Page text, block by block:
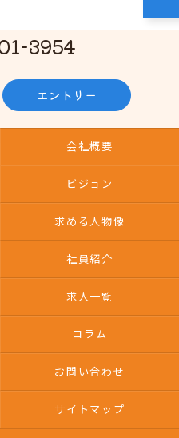
3954
エントリー
会社概要
ビジョン
求める人物像
社員紹介
求人一覧
コラム
お問い合わせ
サイトマップ